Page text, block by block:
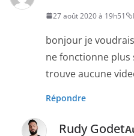
27 août 2020 à 19h51
bonjour je
ne fonctionne plus
trouve aucune
Répondre
Rudy Godet